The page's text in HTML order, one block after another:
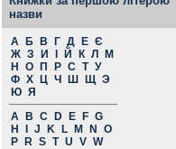
назви
А Б В Г Д Е Є
Ж З И Й К Л
М
Н
О П Р С Т У
Ф Х Ц Ч Ш Щ Э
Ю Я
A
B C D E F G
H
J K L M N
O
P
R S T U V W